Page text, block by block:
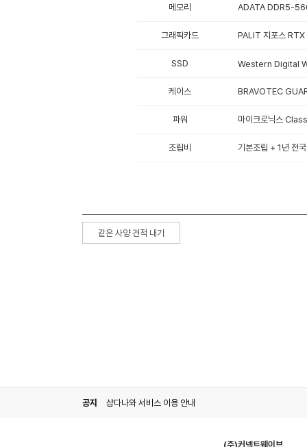
메모리 ADATA DDR5-
그래픽카드 PALIT 지포스
SSD Western Digital
케이스 BRAVOTEC
파워 마이크로닉스
조립비 기본조립 + 1년 전
같은 사양 견적 내기
공지 샵다나와 서비스 이용 안내
(주)커넥트웨이브